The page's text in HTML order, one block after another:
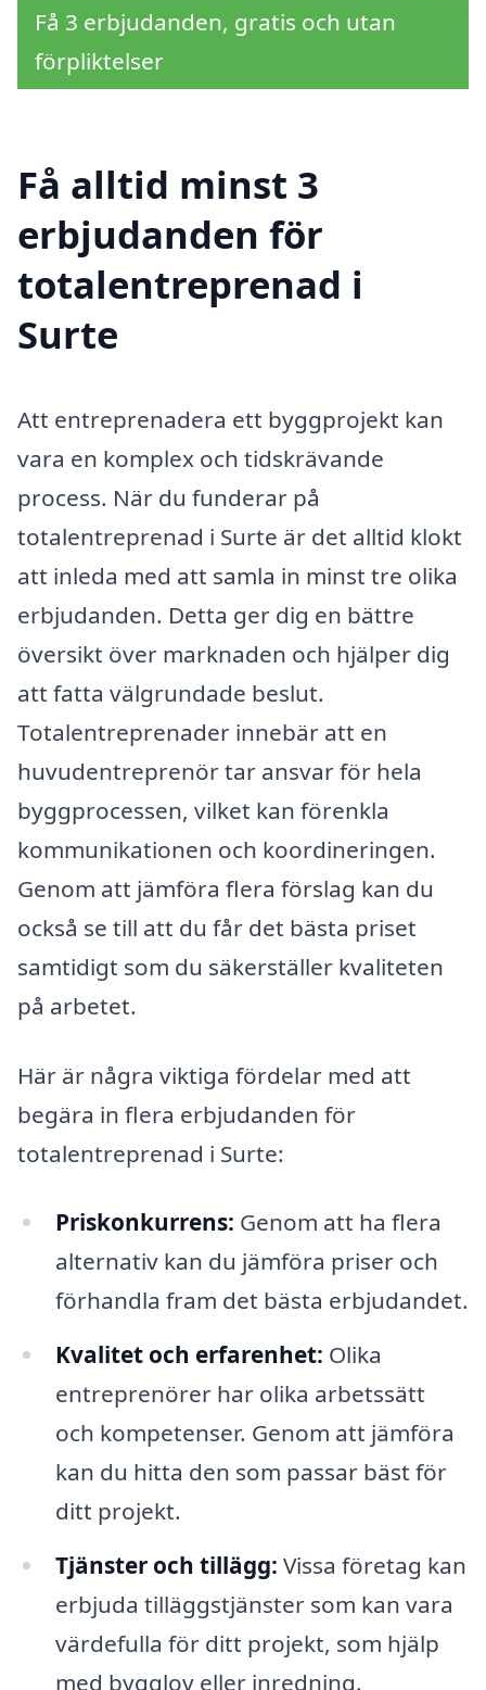
Få 3 erbjudanden, gratis och utan
förpliktelser
Få alltid minst 3
erbjudanden för
totalentreprenad i
Surte
Att entreprenadera ett byggprojekt kan
vara en komplex och tidskrävande
process. När du funderar på
totalentreprenad i Surte är det alltid klokt
att inleda med att samla in minst tre olika
erbjudanden. Detta ger dig en bättre
översikt över marknaden och hjälper dig
att fatta välgrundade beslut.
Totalentreprenader innebär att en
huvudentreprenör tar ansvar för hela
byggprocessen, vilket kan förenkla
kommunikationen och koordineringen.
Genom att jämföra flera förslag kan du
också se till att du får det bästa priset
samtidigt som du säkerställer kvaliteten
på arbetet.
Här är några viktiga fördelar med att
begära in flera erbjudanden för
totalentreprenad i Surte:
Priskonkurrens: Genom att ha flera
alternativ kan du jämföra priser och
förhandla fram det bästa erbjudandet.
Kvalitet och erfarenhet: Olika
entreprenörer har olika arbetssätt
och kompetenser. Genom att jämföra
kan du hitta den som passar bäst för
ditt projekt.
Tjänster och tillägg: Vissa företag kan
erbjuda tilläggstjänster som kan vara
värdefulla för ditt projekt, som hjälp
med bygglov eller inredning.